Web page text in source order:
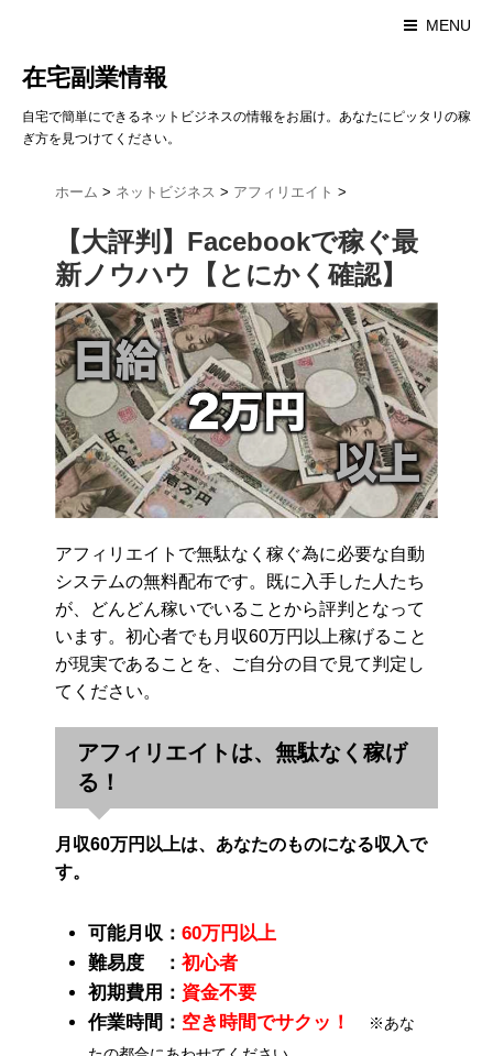
MENU
在宅副業情報
自宅で簡単にできるネットビジネスの情報をお届け。あなたにピッタリの稼
ぎ方を見つけてください。
ホーム > ネットビジネス > アフィリエイト >
【大評判】Facebookで稼ぐ最
新ノウハウ【とにかく確認】
アフィリエイトで無駄なく稼ぐ為に必要な自動
システムの無料配布です。既に入手した人たち
が、どんどん稼いでいることから評判となって
います。初心者でも月収60万円以上稼げること
が現実であることを、ご自分の目で見て判定し
てください。
アフィリエイトは、無駄なく稼げ
る！
月収60万円以上は、あなたのものになる収入で
す。
可能月収： 60万円以上
難易度 ： 初心者
初期費用： 資金不要
作業時間： 空き時間でサクッ！
※あな